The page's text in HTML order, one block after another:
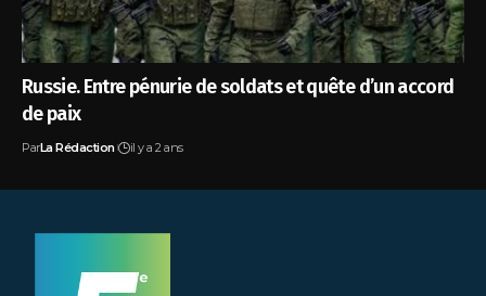
Russie. Entre pénurie de soldats et quête d’un accord
de paix
ParLa Rédaction il y a 2 ans